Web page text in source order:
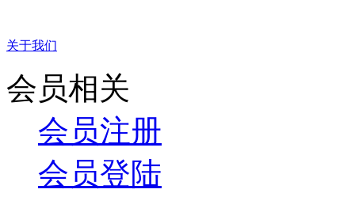
关于我们
会员相关
会员注册
会员登陆